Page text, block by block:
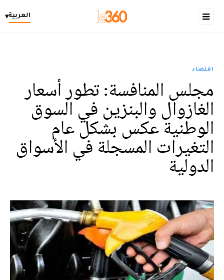
العربية▾
اقتصاد
مجلس المنافسة: تطور أسعار
الغازوال والبنزين في السوق
الوطنية عكس بشكل عام
التغيرات المسجلة في الأسواق
الدولية